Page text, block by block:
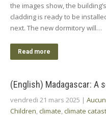
the images show, the
cladding is ready to be
next. The new dormitory will…
Read more
(English) Madagascar: A
vendredi 21 mars 2025 |
Children climate climate